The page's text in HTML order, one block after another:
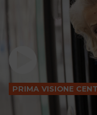
PRIMA VISIONE